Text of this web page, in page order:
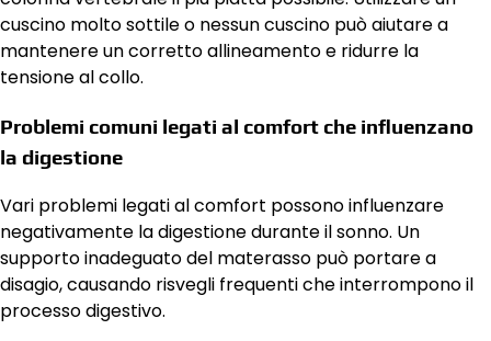
cuscino molto sottile o nessun cuscino può aiutare a
mantenere un corretto allineamento e ridurre la
tensione al collo.
Problemi comuni legati al comfort che influenzano
la digestione
Vari problemi legati al comfort possono influenzare
negativamente la digestione durante il sonno. Un
supporto inadeguato del materasso può portare a
disagio, causando risvegli frequenti che interrompono il
processo digestivo.